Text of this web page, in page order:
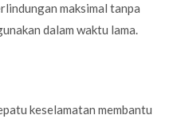
maksimal tanpa
dalam waktu lama.
keselamatan membantu